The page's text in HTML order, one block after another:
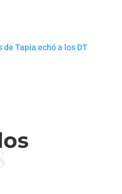
Tapia echó a los DT